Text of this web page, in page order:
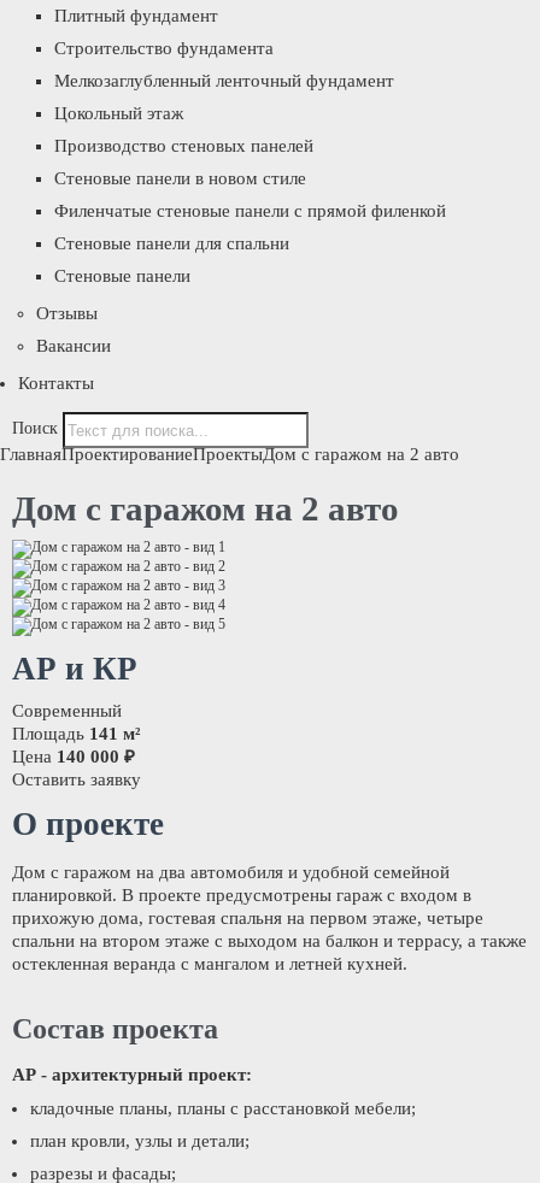
Плитный фундамент
Строительство фундамента
Мелкозаглубленный ленточный фундамент
Цокольный этаж
Производство стеновых панелей
Стеновые панели в новом стиле
Филенчатые стеновые панели с прямой филенкой
Стеновые панели для спальни
Стеновые панели
Отзывы
Вакансии
Контакты
Поиск
ГлавнаяПроектированиеПроектыДом с гаражом на 2 авто
Дом с гаражом на 2 авто
АР и КР
Современный
Площадь 141 м²
Цена 140 000 ₽
Оставить заявку
О проекте
Дом с гаражом на два автомобиля и удобной семейной
планировкой. В проекте предусмотрены гараж с входом в
прихожую дома, гостевая спальня на первом этаже, четыре
спальни на втором этаже с выходом на балкон и террасу, а также
остекленная веранда с мангалом и летней кухней.
Состав проекта
АР - архитектурный проект:
кладочные планы, планы с расстановкой мебели;
план кровли, узлы и детали;
разрезы и фасады;